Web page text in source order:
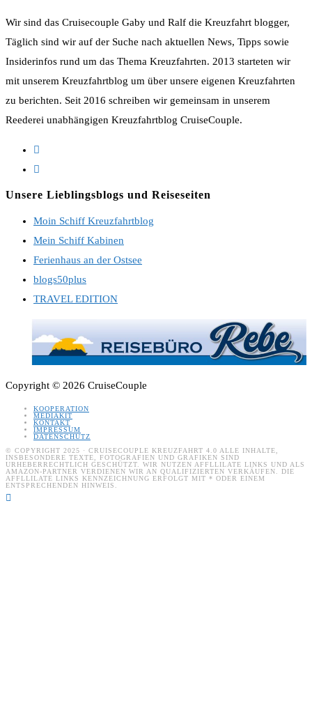
Wir sind das Cruisecouple Gaby und Ralf die Kreuzfahrt blogger,
Täglich sind wir auf der Suche nach aktuellen News, Tipps sowie
Insiderinfos rund um das Thema Kreuzfahrten. 2013 starteten wir
mit unserem Kreuzfahrtblog um über unsere eigenen Kreuzfahrten
zu berichten. Seit 2016 schreiben wir gemeinsam in unserem
Reederei unabhängigen Kreuzfahrtblog CruiseCouple.
tab
new
tab
Unsere Lieblingsblogs und Reiseseiten
Moin Schiff Kreuzfahrtblog
Mein Schiff Kabinen
Ferienhaus an der Ostsee
blogs50plus
TRAVEL EDITION
Copyright © 2026 CruiseCouple
KOOPERATION
MEDIAKIT
KONTAKT
IMPRESSUM
DATENSCHUTZ
© COPYRIGHT 2025 · CRUISECOUPLE KREUZFAHRT 4.0 ALLE INHALTE,
INSBESONDERE TEXTE, FOTOGRAFIEN UND GRAFIKEN SIND
URHEBERRECHTLICH GESCHÜTZT. WIR NUTZEN AFFLLILATE LINKS UND ALS
AMAZON-PARTNER VERDIENEN WIR AN QUALIFIZIERTEN VERKÄUFEN. DIE
AFFLLILATE LINKS KENNZEICHNUNG ERFOLGT MIT * ODER EINEM
ENTSPRECHENDEN HINWEIS.